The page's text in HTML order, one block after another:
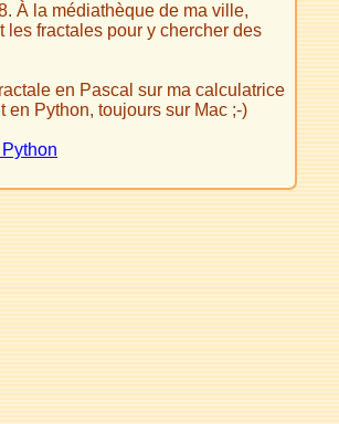
À la médiathèque de ma ville,
les fractales pour y chercher des
en Pascal sur ma calculatrice
Python, toujours sur Mac ;-)